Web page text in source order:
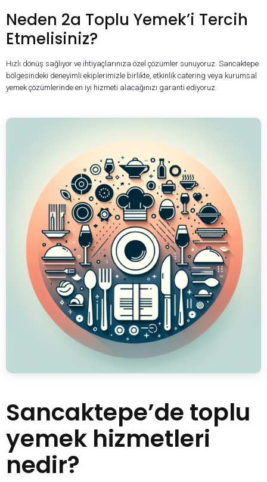
Neden 2a Toplu Yemek’i Tercih
Etmelisiniz?
Hızlı dönüş sağlıyor ve ihtiyaçlarınıza özel çözümler sunuyoruz. Sancaktepe
bölgesindeki deneyimli ekiplerimizle birlikte, etkinlik catering veya kurumsal
yemek çözümlerinde en iyi hizmeti alacağınızı garanti ediyoruz.
Sancaktepe’de toplu
yemek hizmetleri
nedir?